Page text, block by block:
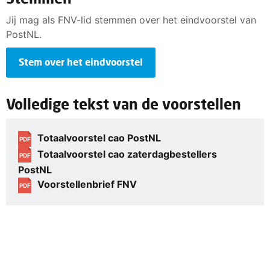
Jij mag als FNV-lid stemmen over het eindvoorstel van
PostNL.
Stem over het eindvoorstel
Volledige tekst van de voorstellen
PDF Totaalvoorstel cao PostNL
PDF
Totaalvoorstel cao zaterdagbestellers
PostNL
PDF Voorstellenbrief FNV